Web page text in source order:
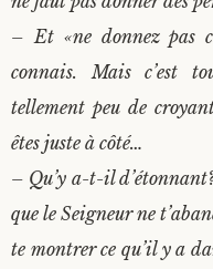
– Et «ne donnez pas
connais. Mais c’est
tellement peu de
êtes juste à côté…
– Qu’y a-t-il
que le Seigneur ne
te montrer ce qu’il y a